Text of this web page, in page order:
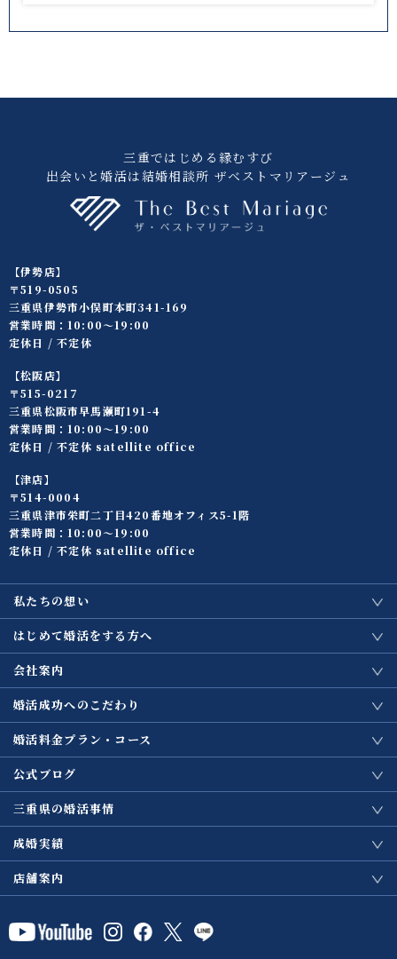
三重ではじめる縁むすび
出会いと婚活は結婚相談所 ザベストマリアージュ
【伊勢店】
〒519-0505
三重県伊勢市小俣町本町341-169
営業時間：10:00〜19:00
定休日 / 不定休
【松阪店】
〒515-0217
三重県松阪市早馬瀬町191-4
営業時間：10:00〜19:00
定休日 / 不定休 satellite office
【津店】
〒514-0004
三重県津市栄町二丁目420番地オフィス5-1階
営業時間：10:00〜19:00
定休日 / 不定休 satellite office
私たちの想い
はじめて婚活をする方へ
会社案内
婚活成功へのこだわり
婚活料金プラン・コース
公式ブログ
三重県の婚活事情
成婚実績
店舗案内